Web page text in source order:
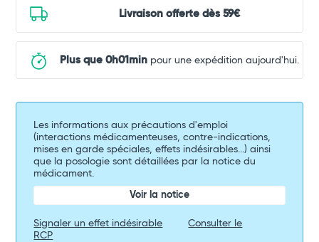
Livraison offerte dès 59€
Plus que 0h01min pour une expédition aujourd'hui.
Les informations aux précautions d'emploi
(interactions médicamenteuses, contre-indications,
mises en garde spéciales, effets indésirables...) ainsi
que la posologie sont détaillées par la notice du
médicament.
Voir la notice
Signaler un effet indésirable
Consulter le
RCP